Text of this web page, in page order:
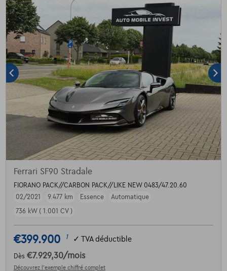
Ferrari SF90 Stradale
FIORANO PACK//CARBON PACK//LIKE NEW 0483/47.20.60
02/2021
9.477 km Essence
Automatique
736 kW ( 1.001 CV )
€399.900 1 ✓ TVA déductible
Dès €7.929,30/mois
Découvrez l’exemple chiffré complet